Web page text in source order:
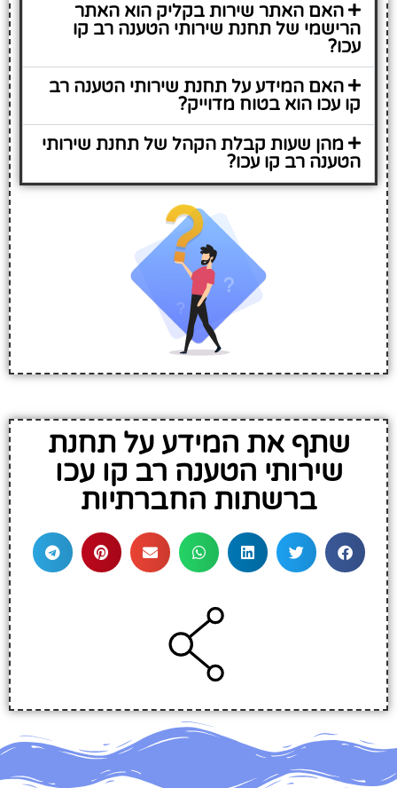
האם האתר שירות בקליק הוא האתר
הרישמי של תחנת שירותי הטענה רב קו
עכו?
האם המידע על תחנת שירותי הטענה רב
קו עכו הוא בטוח מדוייק?
מהן שעות קבלת הקהל של תחנת שירותי
הטענה רב קו עכו?
שתף את המידע על תחנת
שירותי הטענה רב קו עכו
ברשתות החברתיות